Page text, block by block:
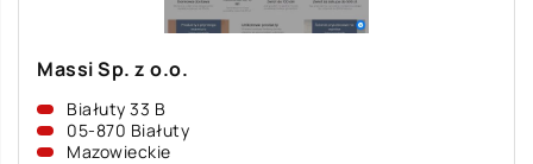
Massi Sp. z o.o.
Białuty 33 B
05-870 Białuty
Mazowieckie